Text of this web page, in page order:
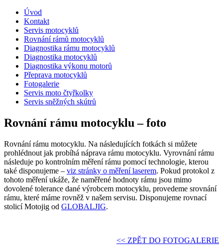
Úvod
Kontakt
Servis motocyklů
Rovnání rámů motocyklů
Diagnostika rámu motocyklů
Diagnostika motocyklů
Diagnostika výkonu motorů
Přeprava motocyklů
Fotogalerie
Servis moto čtyřkolky
Servis sněžných skútrů
Rovnání rámu motocyklu – foto
Rovnání rámu motocyklu. Na následujících fotkách si můžete
prohlédnout jak probíhá náprava rámu motocyklu. Vyrovnání rámu
následuje po kontrolním měření rámu pomocí technologie, kterou
také disponujeme – viz stránky o měření laserem. Pokud protokol z
tohoto měření ukáže, že naměřené hodnoty rámu jsou mimo
dovolené tolerance dané výrobcem motocyklu, provedeme srovnání
rámu, které máme rovněž v našem servisu. Disponujeme rovnací
stolicí Motojig od GLOBALJIG.
<< ZPĚT DO FOTOGALERIE